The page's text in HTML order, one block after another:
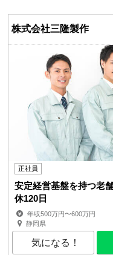
株式会社三隆製作
正社員
安定経営基盤を持つ老
休120日
年収500万円〜600万円
静岡県
気になる！